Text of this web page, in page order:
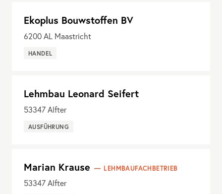
Ekoplus Bouwstoffen BV
6200AL Maastricht
HANDEL
Lehmbau Leonard Seifert
53347Alfter
AUSFÜHRUNG
Marian Krause LEHMBAUFACHBETRIEB
53347Alfter